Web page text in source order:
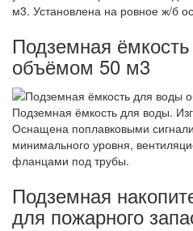
м3. Установлена на ровное ж/б
Подземная
объёмом 50 м3
Подземная ёмкость для воды.
Оснащена поплавковыми
минимального уровня,
фланцами под трубы.
Подземная
для пожарного